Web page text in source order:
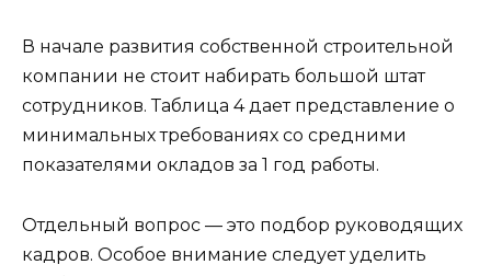
В начале развития собственной строительной
компании не стоит набирать большой штат
сотрудников. Таблица 4 дает представление о
минимальных требованиях со средними
показателями окладов за 1 год работы.
Отдельный вопрос — это подбор руководящих
кадров. Особое внимание следует уделить